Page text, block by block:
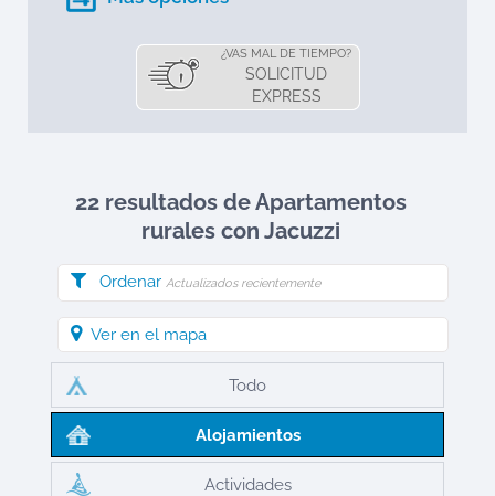
¿VAS MAL DE TIEMPO?
SOLICITUD
EXPRESS
22 resultados de Apartamentos
rurales con Jacuzzi
Ordenar Actualizados recientemente
Ver en el mapa
Todo
Alojamientos
Actividades